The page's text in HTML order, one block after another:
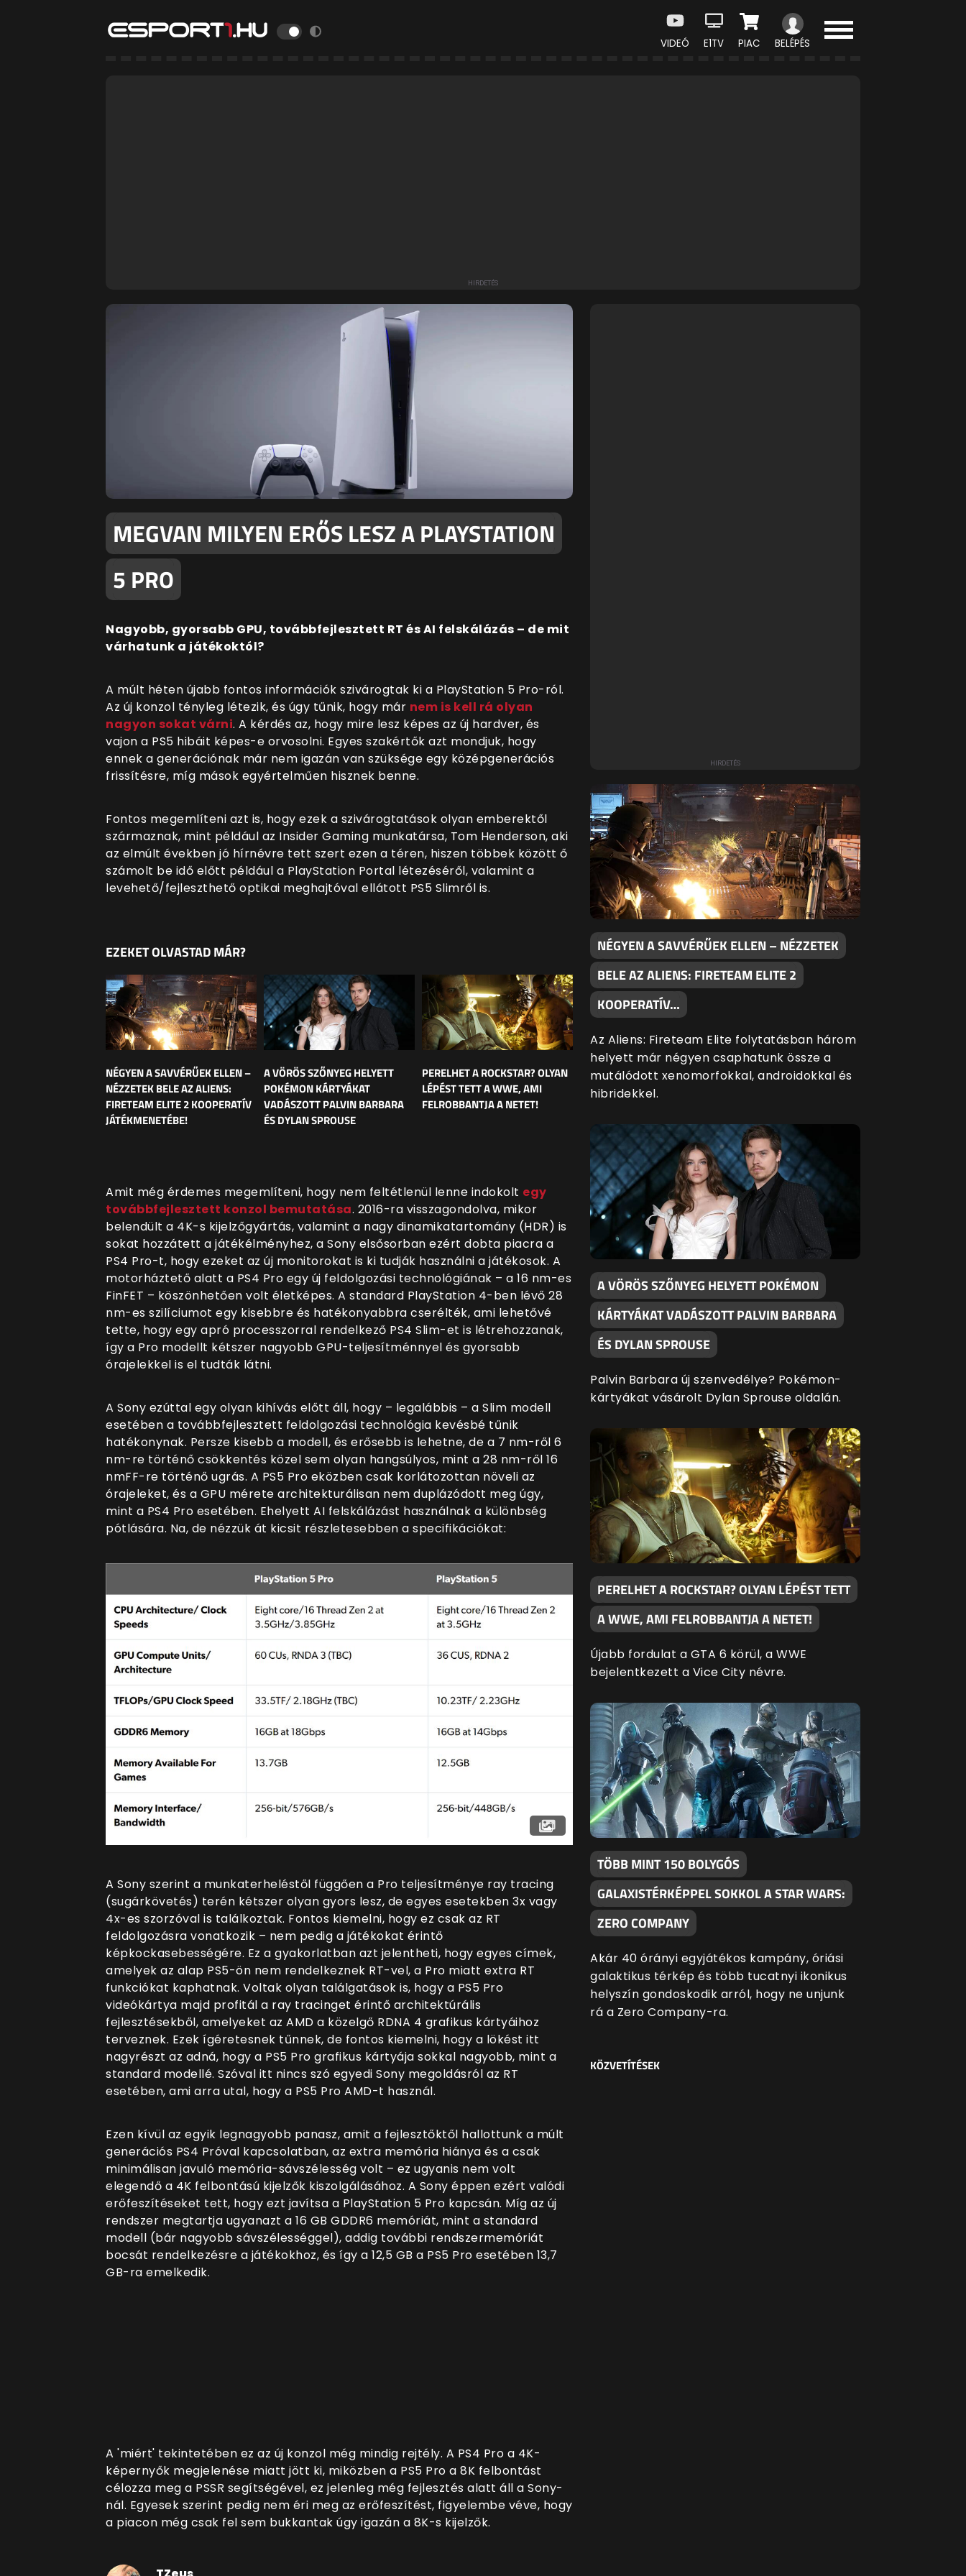
VIDEÓ E1TV PIAC BELÉPÉS
MEGVAN MILYEN ERŐS LESZ A PLAYSTATION
5 PRO
Nagyobb, gyorsabb GPU, továbbfejlesztett RT és AI felskálázás – de mit
várhatunk a játékoktól?
A múlt héten újabb fontos információk szivárogtak ki a PlayStation 5 Pro-ról.
Az új konzol tényleg létezik, és úgy tűnik, hogy már nem is kell rá olyan
nagyon sokat várni. A kérdés az, hogy mire lesz képes az új hardver, és
vajon a PS5 hibáit képes-e orvosolni. Egyes szakértők azt mondjuk, hogy
ennek a generációnak már nem igazán van szüksége egy középgenerációs
frissítésre, míg mások egyértelműen hisznek benne.
Fontos megemlíteni azt is, hogy ezek a szivárogtatások olyan emberektől
származnak, mint például az Insider Gaming munkatársa, Tom Henderson, aki
az elmúlt években jó hírnévre tett szert ezen a téren, hiszen többek között ő
számolt be idő előtt például a PlayStation Portal létezéséről, valamint a
levehető/fejleszthető optikai meghajtóval ellátott PS5 Slimről is.
EZEKET OLVASTAD MÁR?
NÉGYEN A SAVVÉRŰEK ELLEN –
NÉZZETEK BELE AZ ALIENS:
FIRETEAM ELITE 2 KOOPERATÍV
JÁTÉKMENETÉBE!
A VÖRÖS SZŐNYEG HELYETT
POKÉMON KÁRTYÁKAT
VADÁSZOTT PALVIN BARBARA
ÉS DYLAN SPROUSE
PERELHET A ROCKSTAR? OLYAN
LÉPÉST TETT A WWE, AMI
FELROBBANTJA A NETET!
Amit még érdemes megemlíteni, hogy nem feltétlenül lenne indokolt egy
továbbfejlesztett konzol bemutatása. 2016-ra visszagondolva, mikor
belendült a 4K-s kijelzőgyártás, valamint a nagy dinamikatartomány (HDR) is
sokat hozzátett a játékélményhez, a Sony elsősorban ezért dobta piacra a
PS4 Pro-t, hogy ezeket az új monitorokat is ki tudják használni a játékosok. A
motorháztető alatt a PS4 Pro egy új feldolgozási technológiának – a 16 nm-es
FinFET – köszönhetően volt életképes. A standard PlayStation 4-ben lévő 28
nm-es szilíciumot egy kisebbre és hatékonyabbra cserélték, ami lehetővé
tette, hogy egy apró processzorral rendelkező PS4 Slim-et is létrehozzanak,
így a Pro modellt kétszer nagyobb GPU-teljesítménnyel és gyorsabb
órajelekkel is el tudták látni.
A Sony ezúttal egy olyan kihívás előtt áll, hogy – legalábbis – a Slim modell
esetében a továbbfejlesztett feldolgozási technológia kevésbé tűnik
hatékonynak. Persze kisebb a modell, és erősebb is lehetne, de a 7 nm-ről 6
nm-re történő csökkentés közel sem olyan hangsúlyos, mint a 28 nm-ről 16
nmFF-re történő ugrás. A PS5 Pro eközben csak korlátozottan növeli az
órajeleket, és a GPU mérete architekturálisan nem duplázódott meg úgy,
mint a PS4 Pro esetében. Ehelyett AI felskálázást használnak a különbség
pótlására. Na, de nézzük át kicsit részletesebben a specifikációkat:
A Sony szerint a munkaterheléstől függően a Pro teljesítménye ray tracing
(sugárkövetés) terén kétszer olyan gyors lesz, de egyes esetekben 3x vagy
4x-es szorzóval is találkoztak. Fontos kiemelni, hogy ez csak az RT
feldolgozásra vonatkozik – nem pedig a játékokat érintő
képkockasebességére. Ez a gyakorlatban azt jelentheti, hogy egyes címek,
amelyek az alap PS5-ön nem rendelkeznek RT-vel, a Pro miatt extra RT
funkciókat kaphatnak. Voltak olyan találgatások is, hogy a PS5 Pro
videókártya majd profitál a ray tracinget érintő architektúrális
fejlesztésekből, amelyeket az AMD a közelgő RDNA 4 grafikus kártyáihoz
terveznek. Ezek ígéretesnek tűnnek, de fontos kiemelni, hogy a lökést itt
nagyrészt az adná, hogy a PS5 Pro grafikus kártyája sokkal nagyobb, mint a
standard modellé. Szóval itt nincs szó egyedi Sony megoldásról az RT
esetében, ami arra utal, hogy a PS5 Pro AMD-t használ.
Ezen kívül az egyik legnagyobb panasz, amit a fejlesztőktől hallottunk a múlt
generációs PS4 Próval kapcsolatban, az extra memória hiánya és a csak
minimálisan javuló memória-sávszélesség volt – ez ugyanis nem volt
elegendő a 4K felbontású kijelzők kiszolgálásához. A Sony éppen ezért valódi
erőfeszítéseket tett, hogy ezt javítsa a PlayStation 5 Pro kapcsán. Míg az új
rendszer megtartja ugyanazt a 16 GB GDDR6 memóriát, mint a standard
modell (bár nagyobb sávszélességgel), addig további rendszermemóriát
bocsát rendelkezésre a játékokhoz, és így a 12,5 GB a PS5 Pro esetében 13,7
GB-ra emelkedik.
A 'miért' tekintetében ez az új konzol még mindig rejtély. A PS4 Pro a 4K-
képernyők megjelenése miatt jött ki, miközben a PS5 Pro a 8K felbontást
célozza meg a PSSR segítségével, ez jelenleg még fejlesztés alatt áll a Sony-
nál. Egyesek szerint pedig nem éri meg az erőfeszítést, figyelembe véve, hogy
a piacon még csak fel sem bukkantak úgy igazán a 8K-s kijelzők.
NÉGYEN A SAVVÉRŰEK ELLEN – NÉZZETEK
BELE AZ ALIENS: FIRETEAM ELITE 2
KOOPERATÍV…
Az Aliens: Fireteam Elite folytatásban három
helyett már négyen csaphatunk össze a
mutálódott xenomorfokkal, androidokkal és
hibridekkel.
A VÖRÖS SZŐNYEG HELYETT POKÉMON
KÁRTYÁKAT VADÁSZOTT PALVIN BARBARA
ÉS DYLAN SPROUSE
Palvin Barbara új szenvedélye? Pokémon-
kártyákat vásárolt Dylan Sprouse oldalán.
PERELHET A ROCKSTAR? OLYAN LÉPÉST TETT
A WWE, AMI FELROBBANTJA A NETET!
Újabb fordulat a GTA 6 körül, a WWE
bejelentkezett a Vice City névre.
TÖBB MINT 150 BOLYGÓS
GALAXISTÉRKÉPPEL SOKKOL A STAR WARS:
ZERO COMPANY
Akár 40 órányi egyjátékos kampány, óriási
galaktikus térkép és több tucatnyi ikonikus
helyszín gondoskodik arról, hogy ne unjunk
rá a Zero Company-ra.
KÖZVETÍTÉSEK